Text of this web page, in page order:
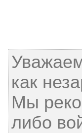
как
Мы
либо